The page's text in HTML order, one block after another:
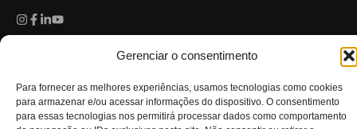
Gerenciar o consentimento
Para fornecer as melhores experiências, usamos tecnologias como cookies
para armazenar e/ou acessar informações do dispositivo. O consentimento
para essas tecnologias nos permitirá processar dados como comportamento